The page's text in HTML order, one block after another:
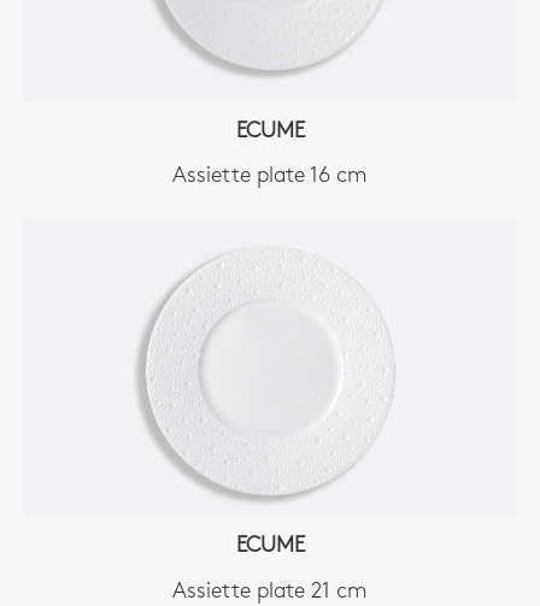
ECUME
Assiette plate 16 cm
ECUME
Assiette plate 21 cm